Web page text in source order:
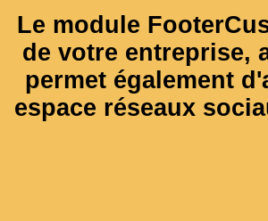
Le module
de votre entreprise,
permet également
espace réseaux